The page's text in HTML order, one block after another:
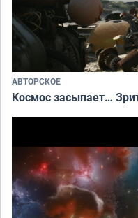
АВТОРСКОЕ
Космос засыпает…